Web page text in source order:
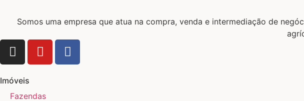
Somos uma empresa que atua na compra, venda e intermediação de
Imóveis
Fazendas